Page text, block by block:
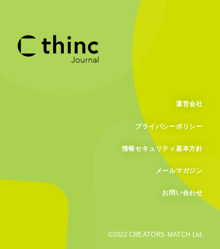
運営会社
プライバシーポリシー
情報セキュリティ基本方針
メールマガジン
お問い合わせ
©2022 CREATORS MATCH Ltd.